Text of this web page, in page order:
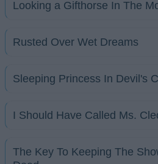
Looking a Gifthorse In The
Rusted Over Wet Dreams
Sleeping Princess In Devil's
I Should Have Called Ms.
The Key To Keeping The